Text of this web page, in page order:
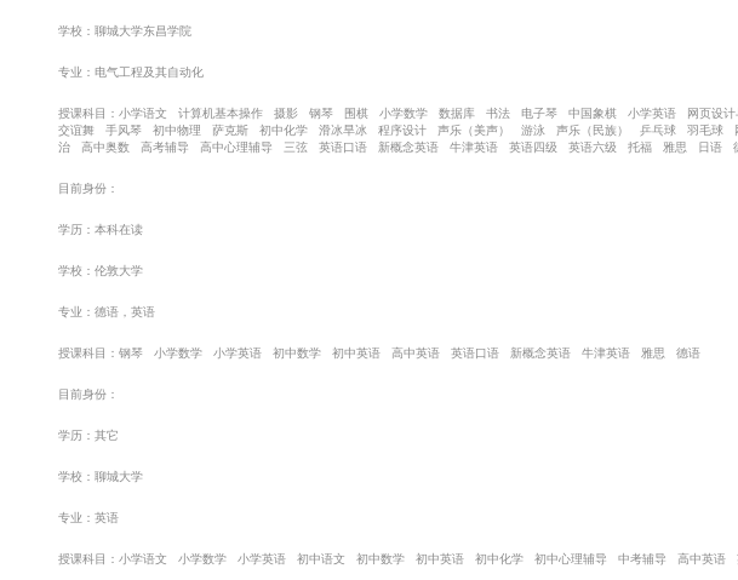
学校：聊城大学东昌学院
专业：电气工程及其自动化
授课科目：小学语文 计算机基本操作 摄影 钢琴 围棋 小学数学 数据库 书法 电子琴 中国象棋 小学英语 网页
交谊舞 手风琴 初中物理 萨克斯 初中化学 滑冰旱冰 程序设计 声乐（美声） 游泳 声乐（民族） 乒乓球 羽毛
治 高中奥数 高考辅导 高中心理辅导 三弦 英语口语 新概念英语 牛津英语 英语四级 英语六级 托福 雅思 日语
目前身份：
学历：本科在读
学校：伦敦大学
专业：德语，英语
授课科目：钢琴 小学数学 小学英语 初中数学 初中英语 高中英语 英语口语 新概念英语 牛津英语 雅思 德语
目前身份：
学历：其它
学校：聊城大学
专业：英语
授课科目：小学语文 小学数学 小学英语 初中语文 初中数学 初中英语 初中化学 初中心理辅导 中考辅导 高中英